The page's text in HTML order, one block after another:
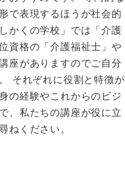
で表現するほうが社会的
かくの学校」では「介護
資格の「介護福祉士」や
座がありますのでご自分
それぞれに役割と特徴が
の経験やこれからのビジ
、私たちの講座が役に立
ねください。